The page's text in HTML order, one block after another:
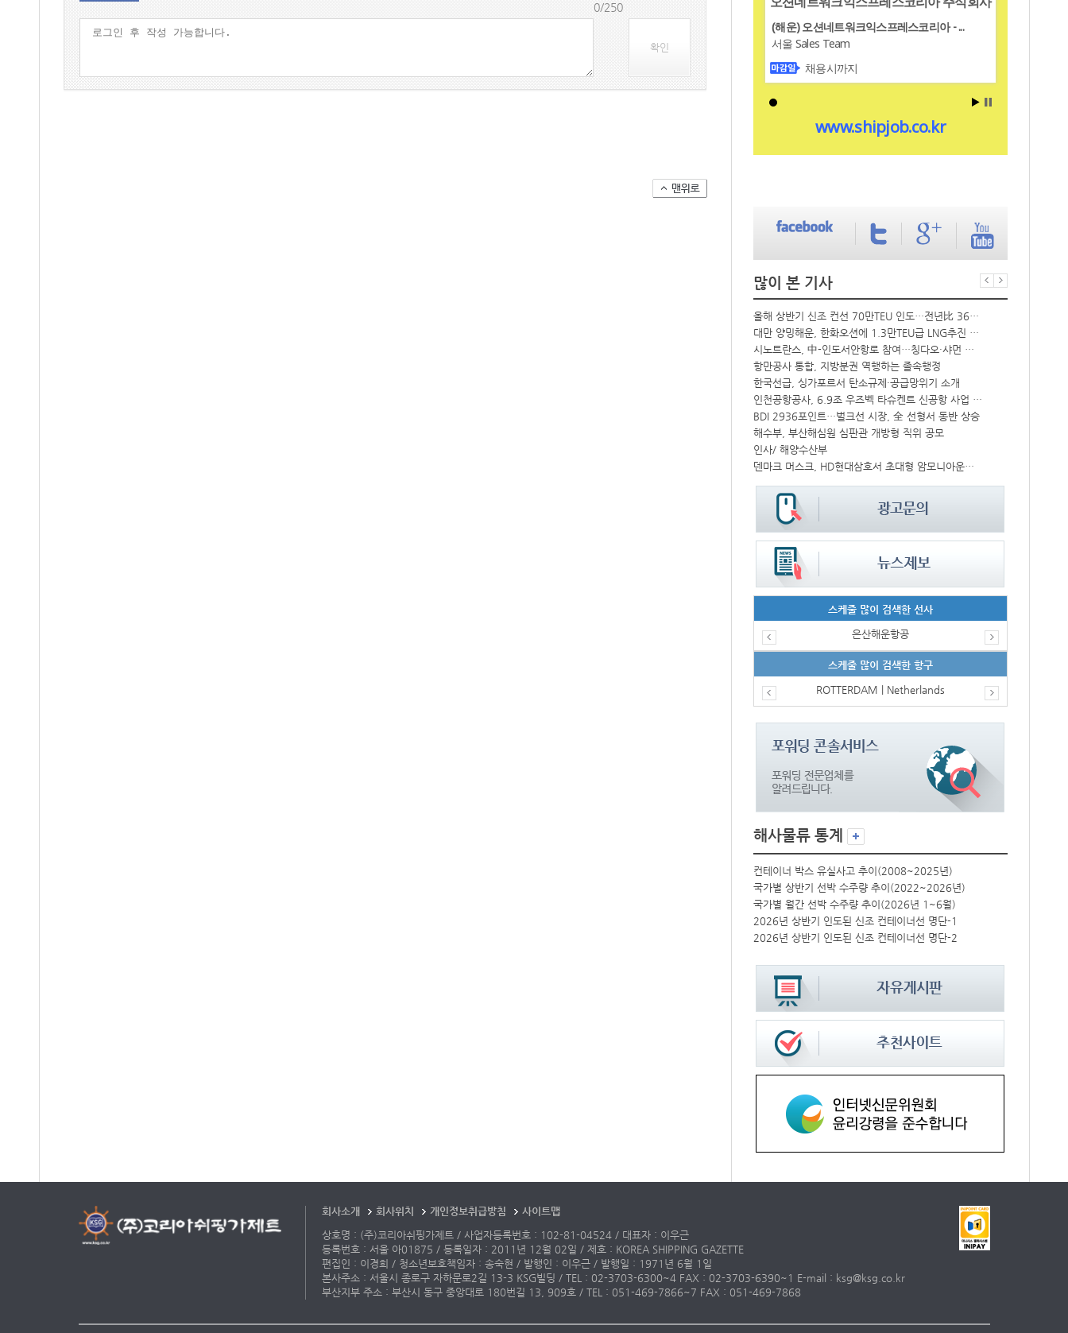
0/250
확인
많이 본 기사
올해 상반기 신조 컨선 70만TEU 인도…전년比 36% 감소
대만 양밍해운, 한화오션에 1.3만TEU급 LNG추진 컨선 6척 발주
시노트란스, 中-인도서안항로 참여…칭다오·샤먼 직항
항만공사 통합, 지방분권 역행하는 졸속행정
한국선급, 싱가포르서 탄소규제·공급망위기 소개
인천공항공사, 6.9조 우즈벡 타슈켄트 신공항 사업 참여
BDI 2936포인트…벌크선 시장, 全 선형서 동반 상승
해수부, 부산해심원 심판관 개방형 직위 공모
인사/ 해양수산부
덴마크 머스크, HD현대삼호서 초대형 암모니아운반선 인도받아
스케줄 많이 검색한 선사
은산해운항공
스케줄 많이 검색한 항구
ROTTERDAM | Netherlands
해사물류 통계
컨테이너 박스 유실사고 추이(2008~2025년)
국가별 상반기 선박 수주량 추이(2022~2026년)
국가별 월간 선박 수주량 추이(2026년 1~6월)
2026년 상반기 인도된 신조 컨테이너선 명단-1
2026년 상반기 인도된 신조 컨테이너선 명단-2
회사소개 회사위치 개인정보취급방침
사이트맵
상호명 : (주)코리아쉬핑가제트 / 사업자등록번호 : 102-81-04524 / 대표자 : 이우근
등록번호 : 서울 아01875 / 등록일자 : 2011년 12월 02일 / 제호 : KOREA SHIPPING GAZETTE
편집인 : 이경희 / 청소년보호책임자 : 송숙현 / 발행인 : 이우근 / 발행일 : 1971년 6월 1일
본사주소 : 서울시 종로구 자하문로2길 13-3 KSG빌딩 / TEL : 02-3703-6300~4 FAX : 02-3703-6390~1 E-mail : ksg@ksg.co.kr
부산지부 주소 : 부산시 동구 중앙대로 180번길 13, 909호 / TEL : 051-469-7866~7 FAX : 051-469-7868